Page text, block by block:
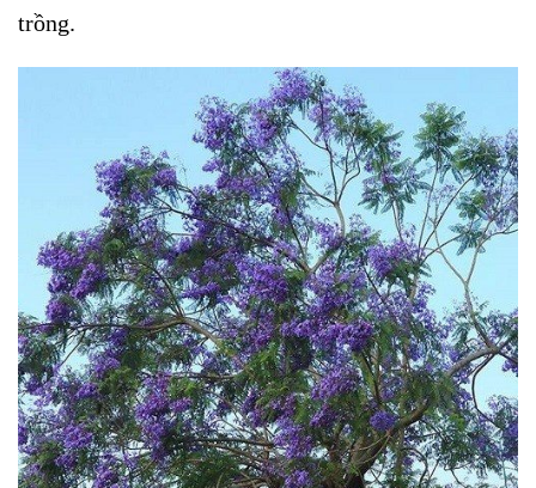
trồng.